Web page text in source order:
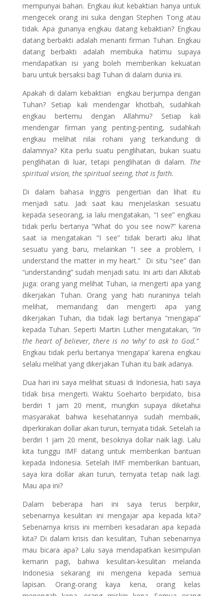
mempunyai bahan. Engkau ikut kebaktian hanya untuk
mengecek orang ini suka dengan Stephen Tong atau
tidak. Apa gunanya engkau datang kebaktian? Engkau
datang berbakti adalah menanti firman Tuhan. Engkau
datang berbakti adalah membuka hatimu supaya
mendapatkan isi yang boleh memberikan kekuatan
baru untuk bersaksi bagi Tuhan di dalam dunia ini.
Apakah di dalam kebaktian engkau berjumpa dengan
Tuhan? Setiap kali mendengar khotbah, sudahkah
engkau bertemu dengan Allahmu? Setiap kali
mendengar firman yang penting-penting, sudahkah
engkau melihat nilai rohani yang terkandung di
dalamnya? Kita perlu suatu penglihatan, bukan suatu
penglihatan di luar, tetapi penglihatan di dalam. The
spiritual vision, the spiritual seeing, that is faith.
Di dalam bahasa Inggris pengertian dan lihat itu
menjadi satu. Jadi saat kau menjelaskan sesuatu
kepada seseorang, ia lalu mengatakan, “I see” engkau
tidak perlu bertanya “What do you see now?” karena
saat ia mengatakan “I see” tidak berarti aku lihat
sesuatu yang baru, melainkan “I see a problem, I
understand the matter in my heart.” Di situ “see” dan
“understanding” sudah menjadi satu. Ini arti dari Alkitab
juga: orang yang melihat Tuhan, ia mengerti apa yang
dikerjakan Tuhan. Orang yang hati nuraninya telah
melihat, memandang dan mengerti apa yang
dikerjakan Tuhan, dia tidak lagi bertanya “mengapa”
kepada Tuhan. Seperti Martin Luther mengatakan, “In
the heart of believer, there is no ‘why’ to ask to God.”
Engkau tidak perlu bertanya ‘mengapa’ karena engkau
selalu melihat yang dikerjakan Tuhan itu baik adanya.
Dua hari ini saya melihat situasi di Indonesia, hati saya
tidak bisa mengerti. Waktu Soeharto berpidato, bisa
berdiri 1 jam 20 menit, mungkin supaya diketahui
masyarakat bahwa kesehatannya sudah membaik,
diperkirakan dollar akan turun, ternyata tidak. Setelah ia
berdiri 1 jam 20 menit, besoknya dollar naik lagi. Lalu
kita tunggu IMF datang untuk memberikan bantuan
kepada Indonesia. Setelah IMF memberikan bantuan,
saya kira dollar akan turun, ternyata tetap naik lagi.
Mau apa ini?
Dalam beberapa hari ini saya terus berpikir,
sebenarnya kesulitan ini mengajar apa kepada kita?
Sebenarnya krisis ini memberi kesadaran apa kepada
kita? Di dalam krisis dan kesulitan, Tuhan sebenarnya
mau bicara apa? Lalu saya mendapatkan kesimpulan
kemarin pagi, bahwa kesulitan-kesulitan melanda
Indonesia sekarang ini mengena kepada semua
lapisan. Orang-orang kaya kena, orang kelas